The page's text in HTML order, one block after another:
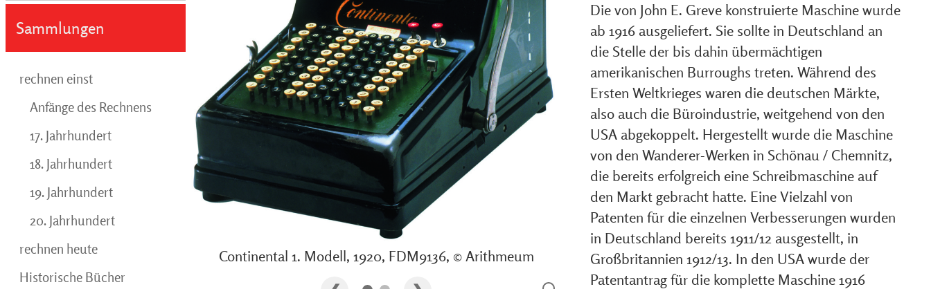
Sammlungen
rechnen einst
Anfänge des Rechnens
17. Jahrhundert
18. Jahrhundert
19. Jahrhundert
20. Jahrhundert
rechnen heute
Historische Bücher
Continental 1. Modell, 1920, FDM9136, © Arithmeum
Die von John E. Greve konstruierte Maschine wurde
ab 1916 ausgeliefert. Sie sollte in Deutschland an
die Stelle der bis dahin übermächtigen
amerikanischen Burroughs treten. Während des
Ersten Weltkrieges waren die deutschen Märkte,
also auch die Büroindustrie, weitgehend von den
USA abgekoppelt. Hergestellt wurde die Maschine
von den Wanderer-Werken in Schönau / Chemnitz,
die bereits erfolgreich eine Schreibmaschine auf
den Markt gebracht hatte. Eine Vielzahl von
Patenten für die einzelnen Verbesserungen wurden
in Deutschland bereits 1911/12 ausgestellt, in
Großbritannien 1912/13. In den USA wurde der
Patentantrag für die komplette Maschine 1916